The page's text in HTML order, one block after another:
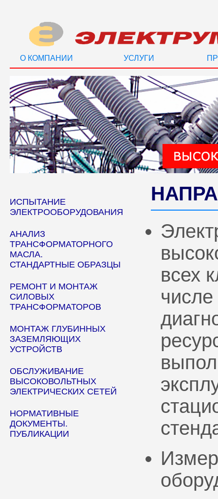
О КОМПАНИИ УСЛУГИ
ИСПЫТАНИЕ
ЭЛЕКТРООБОРУДОВАНИЯ
АНАЛИЗ
ТРАНСФОРМАТОРНОГО
МАСЛА.
СТАНДАРТНЫЕ ОБРАЗЦЫ
РЕМОНТ И МОНТАЖ
СИЛОВЫХ
ТРАНСФОРМАТОРОВ
МОНТАЖ ГЛУБИННЫХ
ЗАЗЕМЛЯЮЩИХ
УСТРОЙСТВ
ОБСЛУЖИВАНИЕ
ВЫСОКОВОЛЬТНЫХ
ЭЛЕКТРИЧЕСКИХ СЕТЕЙ
НОРМАТИВНЫЕ
ДОКУМЕНТЫ.
ПУБЛИКАЦИИ
всех